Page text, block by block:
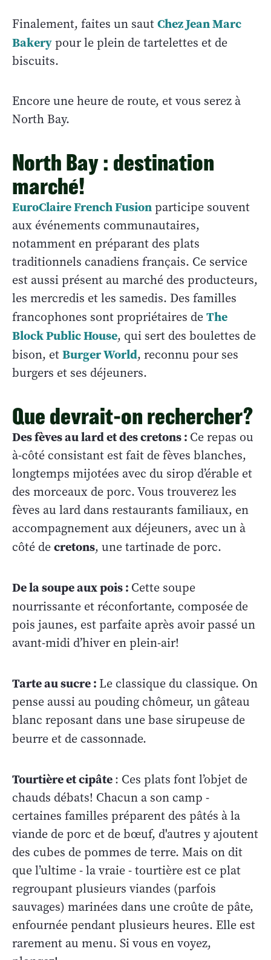
Finalement, faites un sautChez Jean Marc
Bakerypour le plein de tartelettes et de
biscuits.
Encore une heure de route, et vous serez à
North Bay.
North Bay : destination
marché!
EuroClaire French Fusionparticipe souvent
aux événements communautaires,
notamment en préparant des plats
traditionnels canadiens français. Ce service
est aussi présent au marché des producteurs,
les mercredis et les samedis. Des familles
francophones sont propriétaires deThe
Block Public House, qui sert des boulettes de
bison, etBurger World, reconnu pour ses
burgers et ses déjeuners.
Que devrait-on rechercher?
Des fèves au lard et des cretons : Ce repas ou
à-côté consistant est fait de fèves blanches,
longtemps mijotées avec du sirop d’érable et
des morceaux de porc. Vous trouverez les
fèves au lard dans restaurants familiaux, en
accompagnement aux déjeuners, avec un à
côté decretons, une tartinade de porc.
De la soupe aux pois : Cette soupe
nourrissante et réconfortante, composéede
pois jaunes, est parfaite après avoir passé un
avant-midi d’hiver en plein-air!
Tarte au sucre : Le classique du classique. On
pense aussi au pouding chômeur, un gâteau
blanc reposant dans une base sirupeuse de
beurre et de cassonnade.
Tourtière et cipâte: Ces plats font l’objet de
chauds débats! Chacun a son camp -
certaines familles préparent des pâtés à la
viande de porc et de bœuf, d'autres y ajoutent
des cubes de pommes de terre. Mais on dit
que l’ultime - la vraie - tourtière est ce plat
regroupant plusieurs viandes (parfois
sauvages) marinées dans une croûte de pâte,
enfournée pendant plusieurs heures. Elle est
rarement au menu. Si vous en voyez,